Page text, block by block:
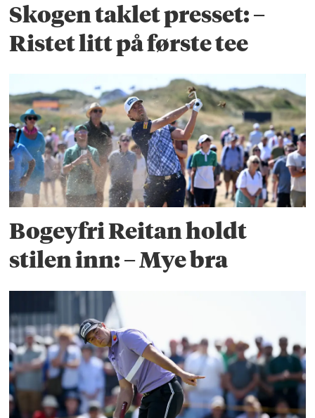
Skogen taklet presset: –
Ristet litt på første tee
Bogeyfri Reitan holdt
stilen inn: – Mye bra